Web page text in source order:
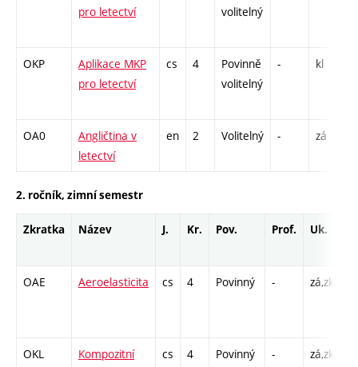
pro letectví
volitelný
OKP
Aplikace MKP
pro letectví
cs 4
Povinně
volitelný
- kl
OA0
Angličtina v
letectví
en 2 Volitelný - zá
2. ročník, zimní semestr
Zkratka Název J. Kr. Pov. Prof. Uk.
OAE Aeroelasticita cs 4 Povinný - zá,zk
OKL
Kompozitní
cs 4 Povinný - zá,zk